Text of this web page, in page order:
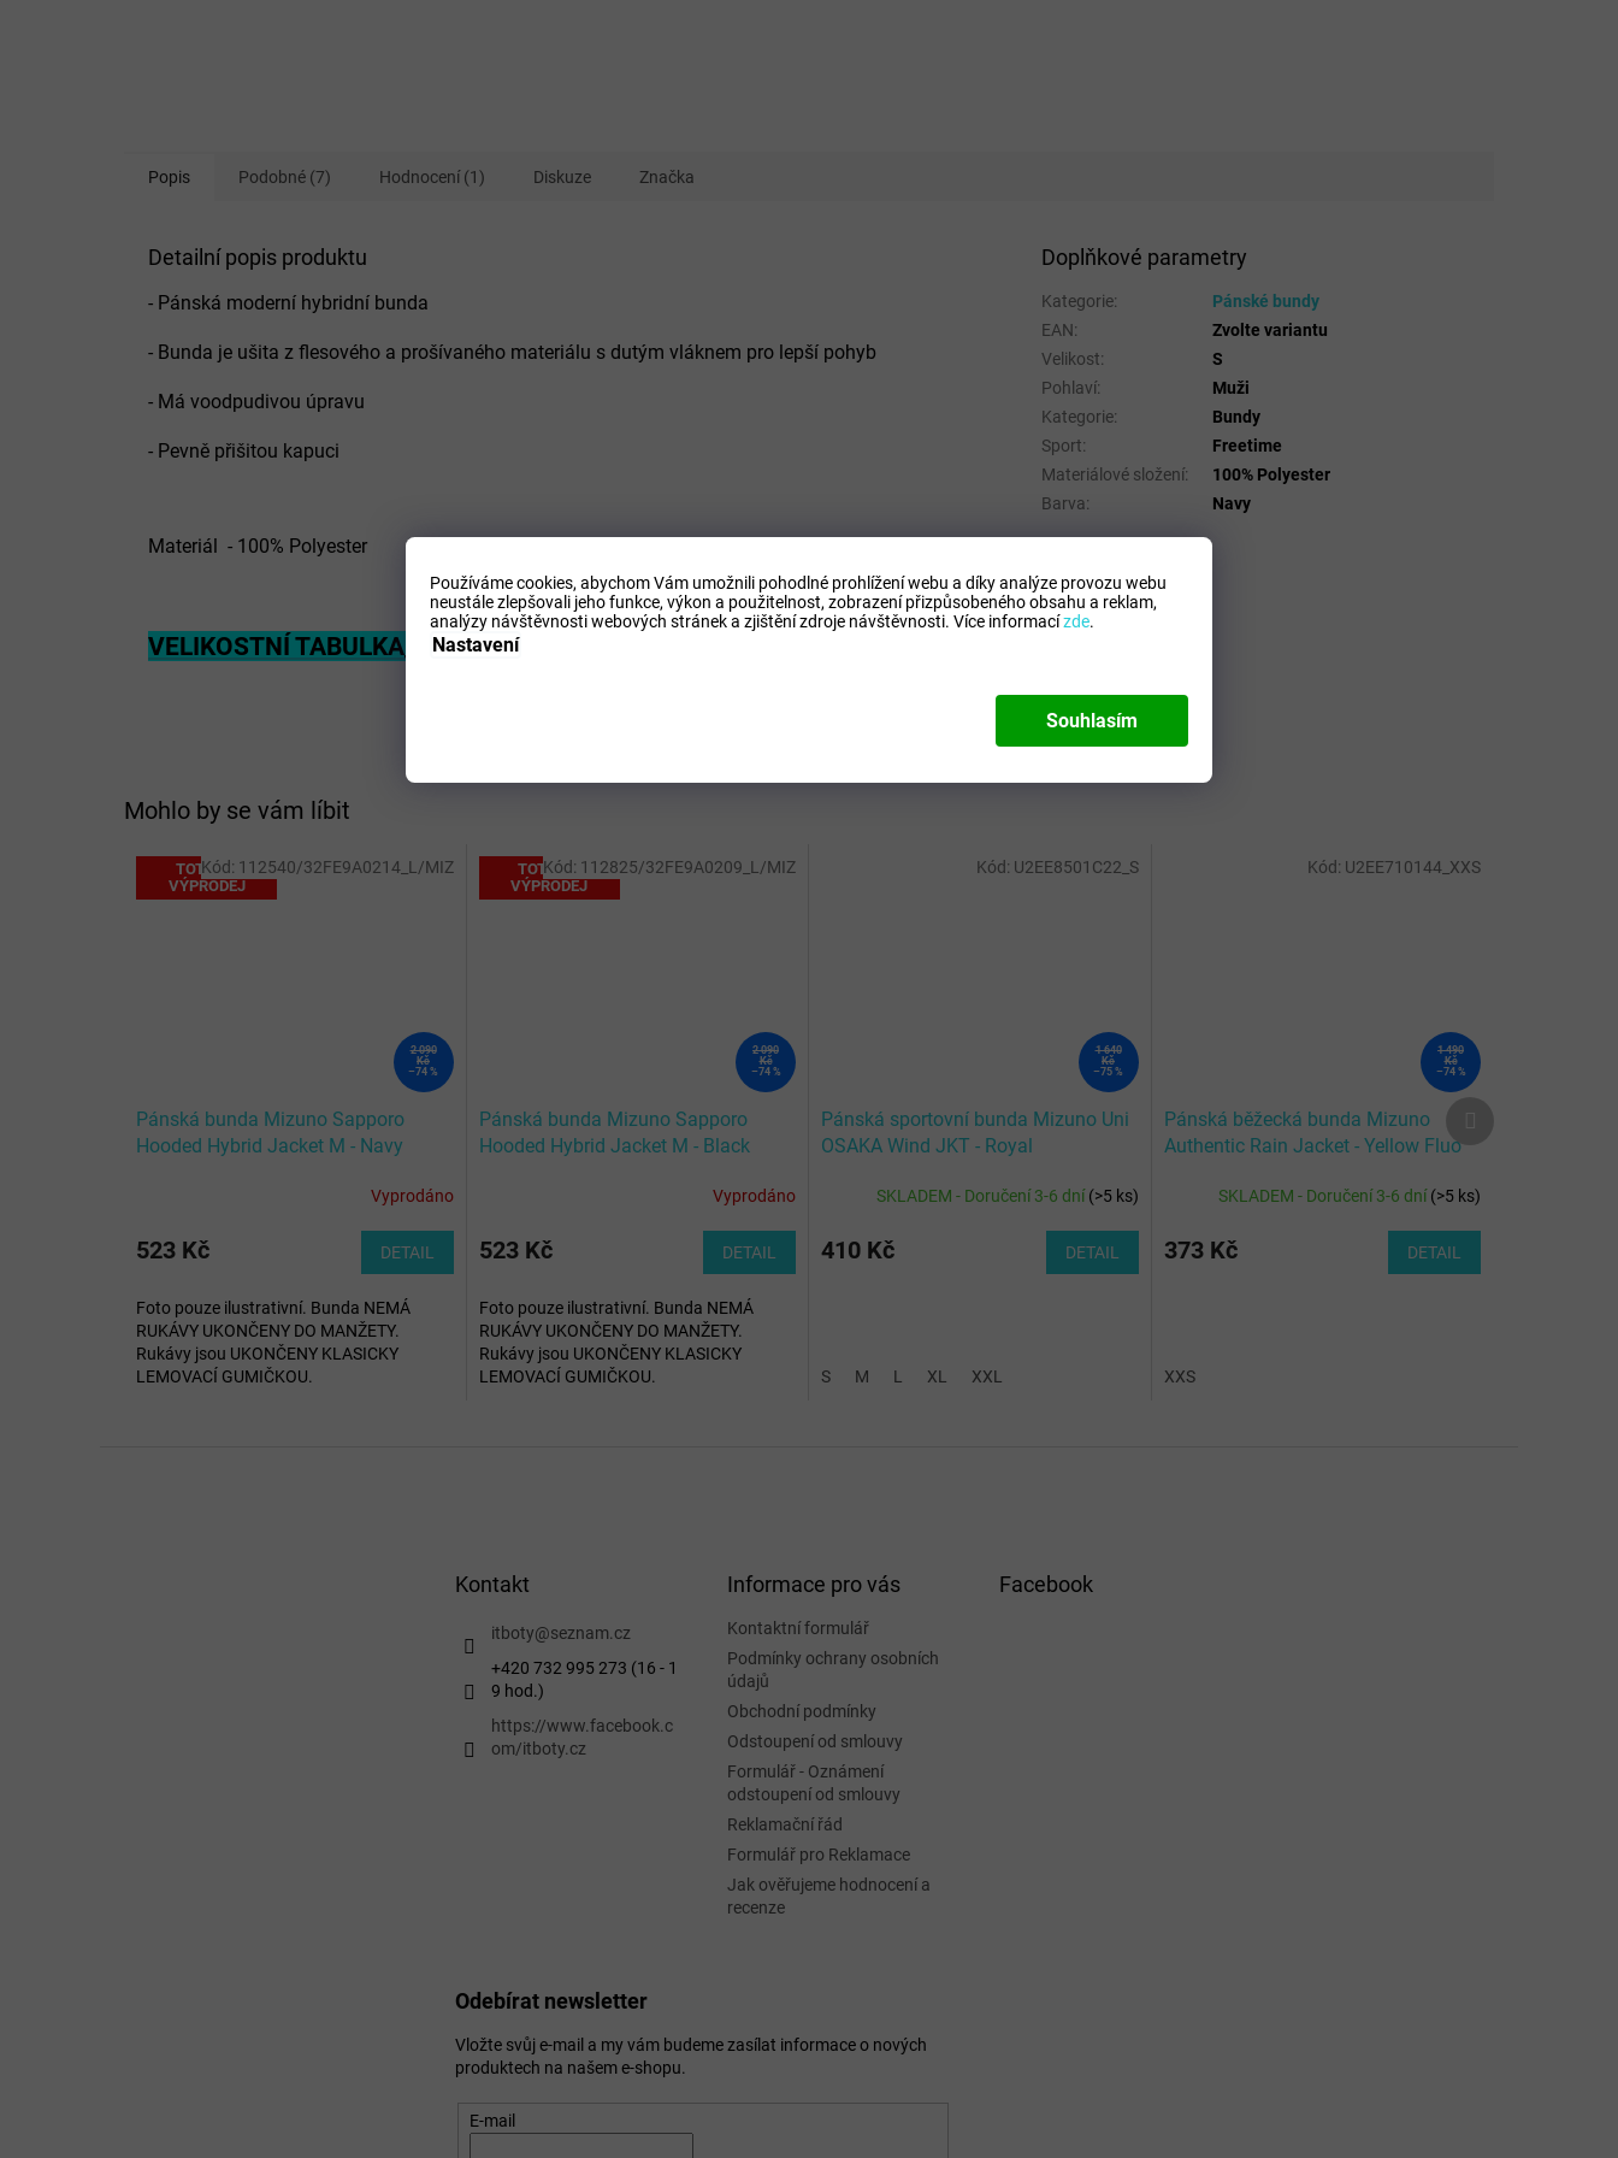
Používáme cookies, abychom Vám umožnili pohodlné prohlížení webu a díky analýze provozu webu
neustále zlepšovali jeho funkce, výkon a použitelnost, zobrazení přizpůsobeného obsahu a reklam,
analýzy návštěvnosti webových stránek a zjištění zdroje návštěvnosti. Více informacízde.
Nastavení
Souhlasím
Mohlo by se vám líbit
TOTÁLNÍ
VÝPRODEJ
2 090
Kč
–74 %
Pánská bunda Mizuno Sapporo
Hooded Hybrid Jacket M - Navy
Vyprodáno
523 Kč DETAIL
Foto pouze ilustrativní. Bunda NEMÁ
RUKÁVY UKONČENY DO MANŽETY.
Rukávy jsou UKONČENY KLASICKY
LEMOVACÍ GUMIČKOU.
Kód: 112540/32FE9A0214_L/MIZ
TOTÁLNÍ
VÝPRODEJ
2 090
Kč
–74 %
Pánská bunda Mizuno Sapporo
Hooded Hybrid Jacket M - Black
produktu
z
5
hvězdiček.
Vyprodáno
523 Kč DETAIL
Foto pouze ilustrativní. Bunda NEMÁ
RUKÁVY UKONČENY DO MANŽETY.
Rukávy jsou UKONČENY KLASICKY
LEMOVACÍ GUMIČKOU.
Kód: 112825/32FE9A0209_L/MIZ
1 640
Kč
–75 %
Pánská sportovní bunda Mizuno Uni
OSAKA Wind JKT - Royal
SKLADEM - Doručení 3-6 dní(>5 ks)
410 Kč DETAIL
S M L XL XXL
Kód: U2EE8501C22_S
1 490
Kč
–74 %
Pánská běžecká bunda Mizuno
Authentic Rain Jacket - Yellow Fluo
SKLADEM - Doručení 3-6 dní(>5 ks)
373 Kč DETAIL
XXS
Kód: U2EE710144_XXS
Popis Podobné (7) Hodnocení (1) Diskuze Značka
Detailní popis produktu
- Pánská moderní hybridní bunda
- Bunda je ušita z flesového a prošívaného materiálu s dutým vláknem pro lepší pohyb
- Má voodpudivou úpravu
- Pevně přišitou kapuci
Materiál - 100% Polyester
VELIKOSTNÍ TABULKA_MIZUNO
Doplňkové parametry
Kategorie:
Pánské bundy
EAN:
Zvolte variantu
Velikost:
S
Pohlaví:
Muži
Kategorie:
Bundy
Sport:
Freetime
Materiálové složení:
100% Polyester
Barva: Navy
Kontakt
itboty@seznam.cz
+420 732 995 273 (16 - 1
9 hod.)
https://www.facebook.c
om/itboty.cz
Informace pro vás
Kontaktní formulář
Podmínky ochrany osobních
údajů
Obchodní podmínky
Odstoupení od smlouvy
Formulář - Oznámení
odstoupení od smlouvy
Reklamační řád
Formulář pro Reklamace
Jak ověřujeme hodnocení a
recenze
Facebook
Odebírat newsletter
Vložte svůj e-mail a my vám budeme zasílat informace o nových
produktech na našem e-shopu.
E-mail